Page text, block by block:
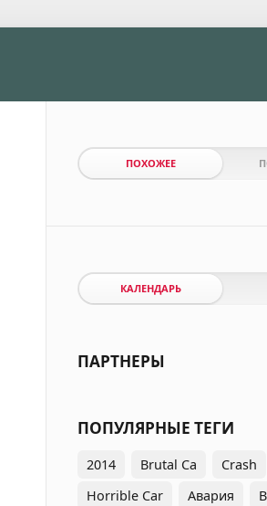
ПОХОЖЕЕ
КАЛЕНДАРЬ
ПАРТНЕРЫ
ПОПУЛЯРНЫЕ ТЕГИ
2014 Brutal Ca
Crash
Horrible Car
Авария